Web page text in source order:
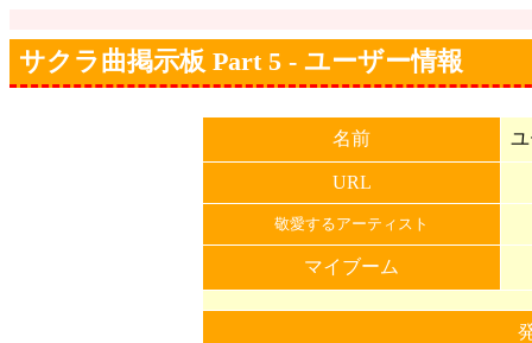
サクラ曲掲示板 Part 5 - ユーザー情報
名前
URL
敬愛するアーティスト
マイブーム